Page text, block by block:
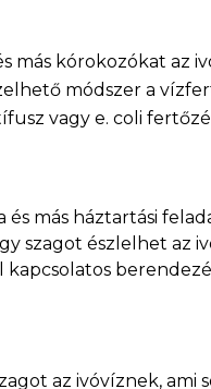
más kórokozókat az
módszer a
vagy e. coli
más háztartási
szagot észlelhet az
az ivóvíznek, ami